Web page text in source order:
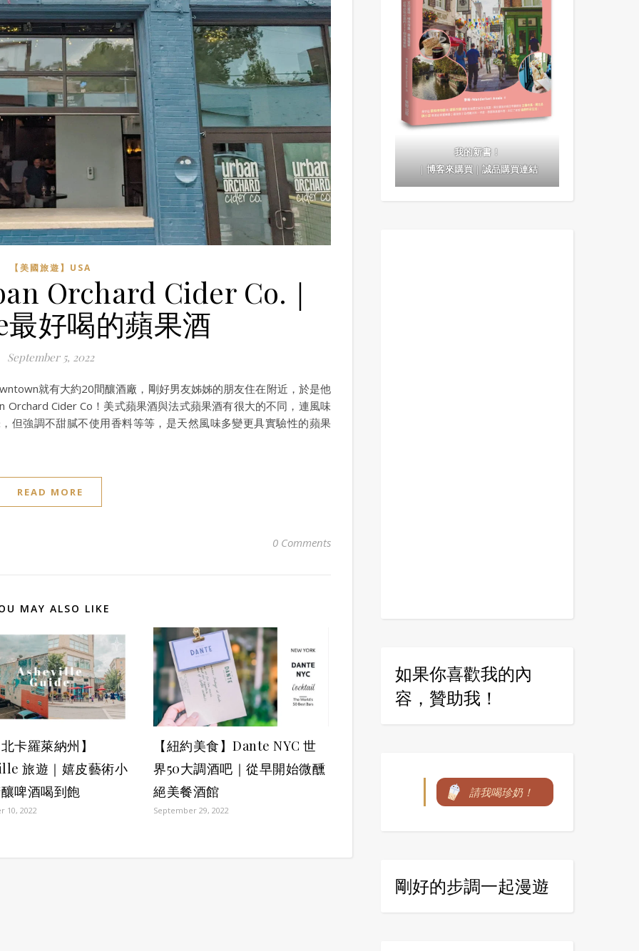
【美國旅遊】USA
Orchard Cider Co.｜
好喝的蘋果酒
September 5, 2022
就有大約20間釀酒廠，剛好男友姊姊的朋友住在附近，於是他
Cider Co！美式蘋果酒與法式蘋果酒有很大的不同，連風味
但強調不甜膩不使用香料等等，是天然風味多變更具實驗性的蘋果
READ MORE
0 Comments
MAY ALSO LIKE
北卡羅萊納州】
旅遊｜嬉皮藝術小
啤酒喝到飽
10, 2022
【紐約美食】Dante NYC 世
界50大調酒吧｜從早開始微醺
絕美餐酒館
September 29, 2022
我的新書！
｜博客來購買｜誠品購買連結
如果你喜歡我的內
容，贊助我！
請我喝珍奶！
剛好的步調一起漫遊